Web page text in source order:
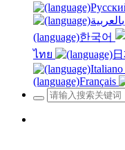
(language)한국어
ไทย
(language)Français